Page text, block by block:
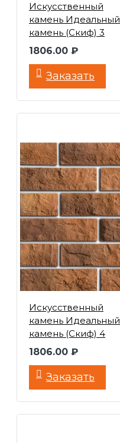
Искусственный
камень Идеальный
камень (Скиф) 3
1806.00 ₽
Заказать
Искусственный
камень Идеальный
камень (Скиф) 4
1806.00 ₽
Заказать